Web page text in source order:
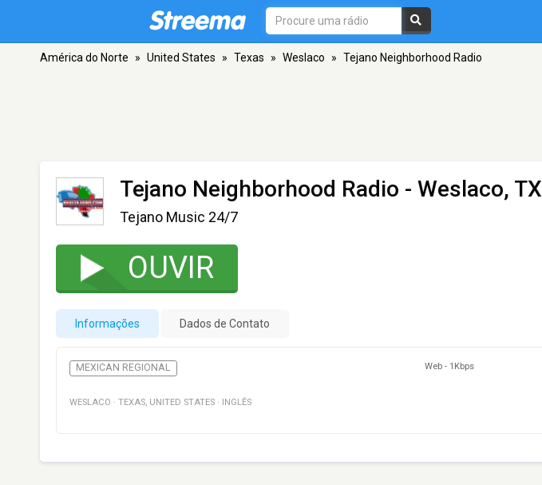
América do Norte » United States » Texas » Weslaco » Tejano Neighborhood Radio
Tejano Neighborhood Radio - Weslaco, TX
Tejano Music 24/7
OUVIR
Informações Dados de Contato
MEXICAN REGIONAL Web - 1Kbps
WESLACO · TEXAS, UNITED STATES · INGLÊS